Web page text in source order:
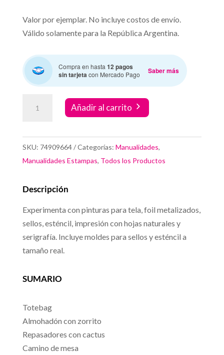
Valor por ejemplar. No incluye costos de envío.
Válido solamente para la República Argentina.
Compra en hasta12 pagos
sin tarjetacon Mercado Pago Saber más
Textiles.
Añadir al carrito
SKU: 74909664 Categorías: Manualidades,
Manualidades Estampas, Todos los Productos
Descripción
Experimenta con pinturas para tela, foil metalizados,
sellos, esténcil, impresión con hojas naturales y
serigrafía. Incluye moldes para sellos y esténcil a
tamaño real.
SUMARIO
Totebag
Almohadón con zorrito
Repasadores con cactus
Camino de mesa